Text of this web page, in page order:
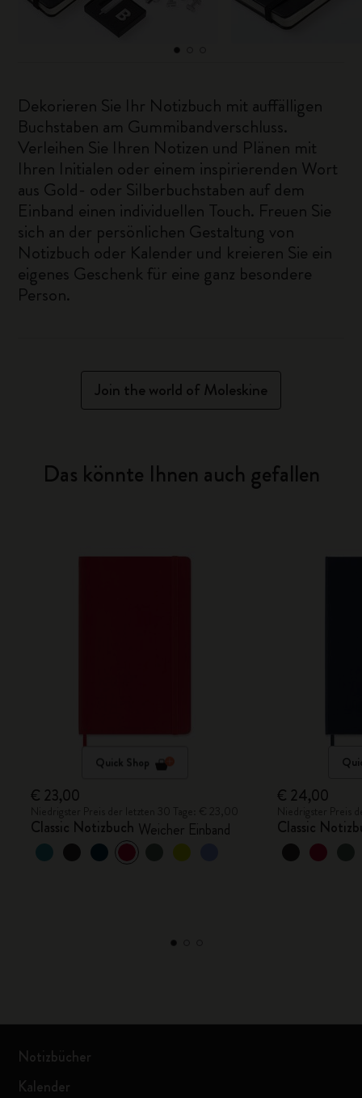
Dekorieren Sie Ihr Notizbuch mit auffälligen
Buchstaben am Gummibandverschluss.
Verleihen Sie Ihren Notizen und Plänen mit
Ihren Initialen oder einem inspirierenden Wort
aus Gold- oder Silberbuchstaben auf dem
Einband einen individuellen Touch. Freuen Sie
sich an der persönlichen Gestaltung von
Notizbuch oder Kalender und kreieren Sie ein
eigenes Geschenk für eine ganz besondere
Person.
Join the world of Moleskine
Das könnte Ihnen auch gefallen
Quick Shop
€ 23,00
Classic Notizbuch Weicher Einband
€ 24,00
Classic
Notizbücher
Kalender